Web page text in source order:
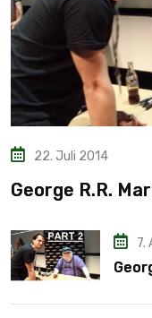
22. Juli 2014
George R.R.
7.